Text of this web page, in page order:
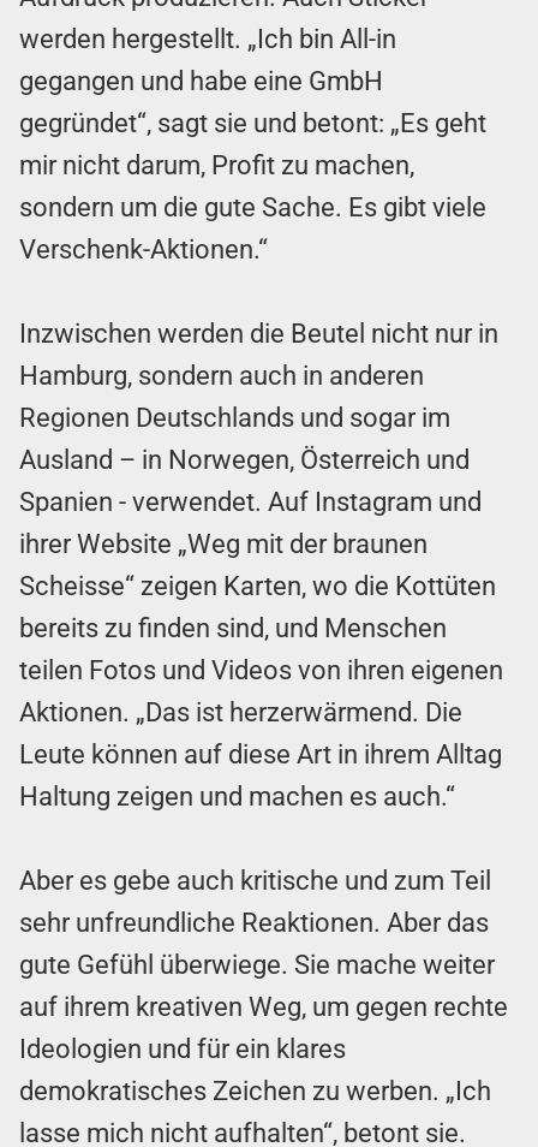
werden hergestellt. „Ich bin All-in
gegangen und habe eine GmbH
gegründet“, sagt sie und betont: „Es geht
mir nicht darum, Profit zu machen,
sondern um die gute Sache. Es gibt viele
Verschenk-Aktionen.“
Inzwischen werden die Beutel nicht nur in
Hamburg, sondern auch in anderen
Regionen Deutschlands und sogar im
Ausland – in Norwegen, Österreich und
Spanien - verwendet. Auf Instagram und
ihrer Website „Weg mit der braunen
Scheisse“ zeigen Karten, wo die Kottüten
bereits zu finden sind, und Menschen
teilen Fotos und Videos von ihren eigenen
Aktionen. „Das ist herzerwärmend. Die
Leute können auf diese Art in ihrem Alltag
Haltung zeigen und machen es auch.“
Aber es gebe auch kritische und zum Teil
sehr unfreundliche Reaktionen. Aber das
gute Gefühl überwiege. Sie mache weiter
auf ihrem kreativen Weg, um gegen rechte
Ideologien und für ein klares
demokratisches Zeichen zu werben. „Ich
lasse mich nicht aufhalten“, betont sie.